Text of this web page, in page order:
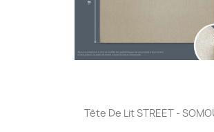
Aperçu rapide
Tête De Lit STREET -